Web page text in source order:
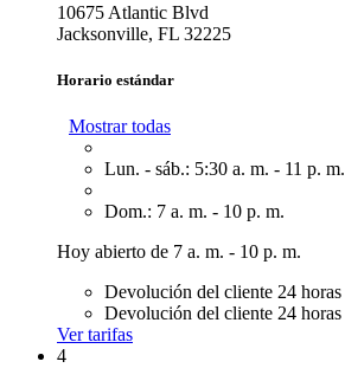
10675 Atlantic Blvd
Jacksonville, FL 32225
Horario estándar
Mostrar todas
Lun. - sáb.: 5:30 a. m. - 11 p. m.
Dom.: 7 a. m. - 10 p. m.
Hoy abierto de 7 a. m. - 10 p. m.
Devolución del cliente 24 horas
Devolución del cliente 24 horas
Ver tarifas
4